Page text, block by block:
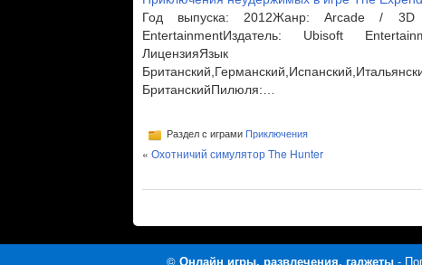
Год выпуска: 2012Жанр: Arcade / 3D
EntertainmentИздатель: Ubisoft
ЛицензияЯзык
БританскийПилюля:…
Раздел с играми Приключения
« Охотничий симулятор The Hunter
© Онлайн игры, развлечения, гаджеты -